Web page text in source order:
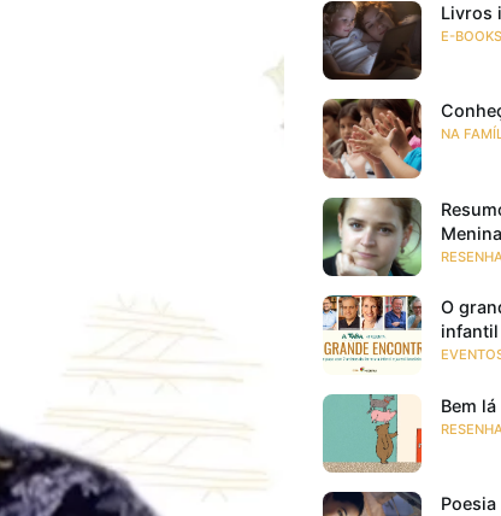
Livros
E-BOOKS
NA
O
Bem